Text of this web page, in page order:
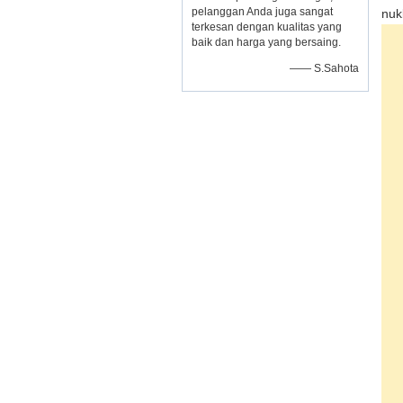
pelanggan Anda juga sangat
terkesan dengan kualitas yang
baik dan harga yang bersaing.
—— S.Sahota